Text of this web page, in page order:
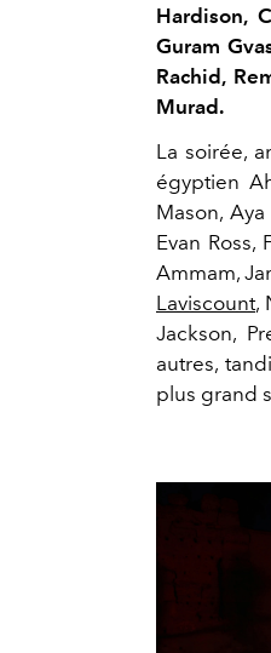
Hardison,
Guram
Rachid,
Murad.
La soirée,
égyptien
Mason,
Evan Ross,
Ammam,
Laviscount,
Jackson,
autres,
plus grand